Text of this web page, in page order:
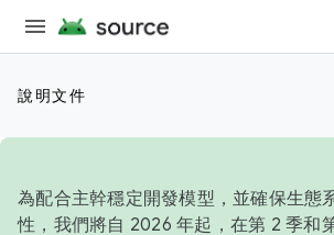
說明文件
為配合主幹穩定開發模型，並確保生態
性，我們將自 2026 年起，在第 2 季和